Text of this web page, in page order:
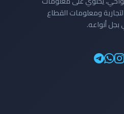
ومعلومات القطاع
أنواعه.